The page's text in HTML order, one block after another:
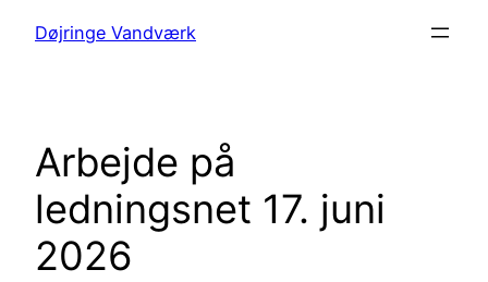
Døjringe Vandværk
Arbejde på
ledningsnet 17. juni
2026